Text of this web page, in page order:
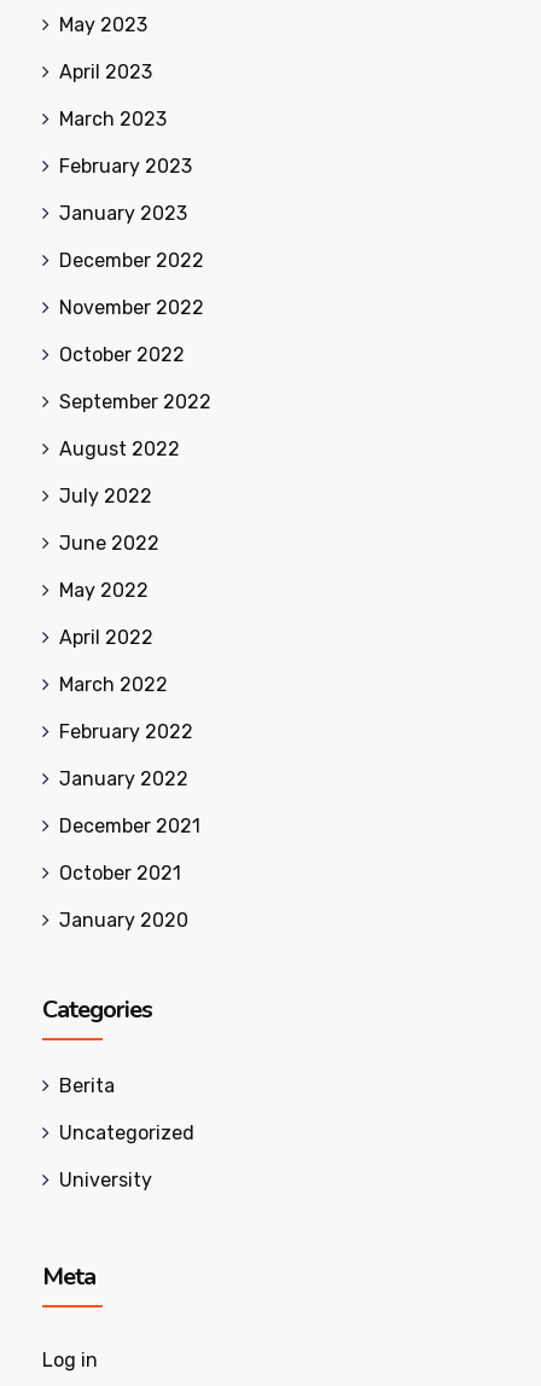
May 2023
April 2023
March 2023
February 2023
January 2023
December 2022
November 2022
October 2022
September 2022
August 2022
July 2022
June 2022
May 2022
April 2022
March 2022
February 2022
January 2022
December 2021
October 2021
January 2020
Categories
Berita
Uncategorized
University
Meta
Log in